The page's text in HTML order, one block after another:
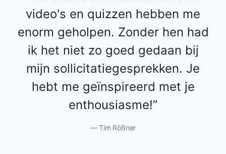
video's en quizzen hebben me
enorm geholpen. Zonder hen had
ik het niet zo goed gedaan bij
mijn sollicitatiegesprekken. Je
hebt me geïnspireerd met je
enthousiasme!
Tim Rößner